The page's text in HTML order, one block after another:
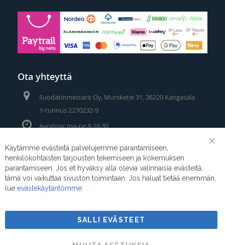
Ota yhteyttä
Suodatinmestarit Oy, Mursketie 31, 36220 Kangasala
Y-tunnus 2270232-9
Avoinna: ma-pe 8-16.30
Puhelin/Whatsapp:
Sähköposti:myynti@suodatinmestarit.fi
Suodatinmestarit © 2026
Käytämme evästeitä palvelujemme parantamiseen,
henkilökohtaisten tarjousten tekemiseen ja kokemuksen
parantamiseen. Jos et hyväksy alla olevia valinnaisia evästeitä,
tämä voi vaikuttaa sivuston toimintaan. Jos haluat tietää enemmän,
lue evästekäytäntömme
SALLI EVÄSTEET